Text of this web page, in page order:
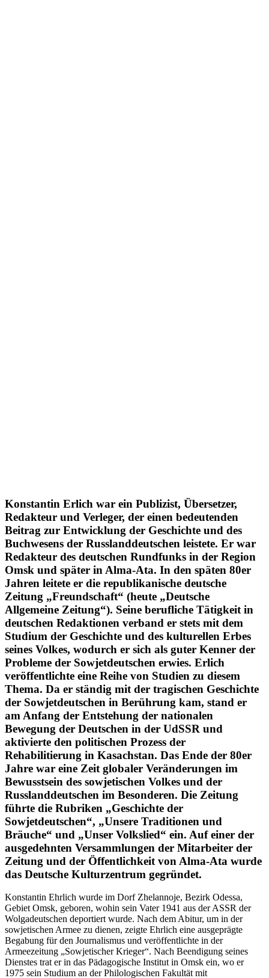
Konstantin Erlich war ein Publizist, Übersetzer,
Redakteur und Verleger, der einen bedeutenden
Beitrag zur Entwicklung der Geschichte und des
Buchwesens der Russlanddeutschen leistete. Er war
Redakteur des deutschen Rundfunks in der Region
Omsk und später in Alma-Ata. In den späten 80er
Jahren leitete er die republikanische deutsche
Zeitung „Freundschaft“ (heute „Deutsche
Allgemeine Zeitung“). Seine berufliche Tätigkeit in
deutschen Redaktionen verband er stets mit dem
Studium der Geschichte und des kulturellen Erbes
seines Volkes, wodurch er sich als guter Kenner der
Probleme der Sowjetdeutschen erwies. Erlich
veröffentlichte eine Reihe von Studien zu diesem
Thema. Da er ständig mit der tragischen Geschichte
der Sowjetdeutschen in Berührung kam, stand er
am Anfang der Entstehung der nationalen
Bewegung der Deutschen in der UdSSR und
aktivierte den politischen Prozess der
Rehabilitierung in Kasachstan. Das Ende der 80er
Jahre war eine Zeit globaler Veränderungen im
Bewusstsein des sowjetischen Volkes und der
Russlanddeutschen im Besonderen. Die Zeitung
führte die Rubriken „Geschichte der
Sowjetdeutschen“, „Unsere Traditionen und
Bräuche“ und „Unser Volkslied“ ein. Auf einer der
ausgedehnten Versammlungen der Mitarbeiter der
Zeitung und der Öffentlichkeit von Alma-Ata wurde
das Deutsche Kulturzentrum gegründet.
Konstantin Ehrlich wurde im Dorf Zhelannoje, Bezirk Odessa,
Gebiet Omsk, geboren, wohin sein Vater 1941 aus der ASSR der
Wolgadeutschen deportiert wurde. Nach dem Abitur, um in der
sowjetischen Armee zu dienen, zeigte Ehrlich eine ausgeprägte
Begabung für den Journalismus und veröffentlichte in der
Armeezeitung „Sowjetischer Krieger“. Nach Beendigung seines
Dienstes trat er in das Pädagogische Institut in Omsk ein, wo er
1975 sein Studium an der Philologischen Fakultät mit